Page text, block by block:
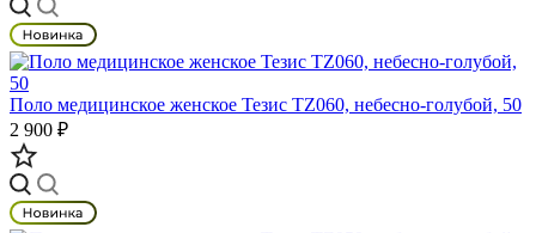
Поло медицинское женское Тезис TZ060, небесно-голубой, 50
2 900 ₽